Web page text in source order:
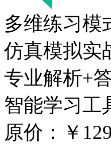
多维练习模
仿真模拟实
专业解析+
智能学习工
原价：￥